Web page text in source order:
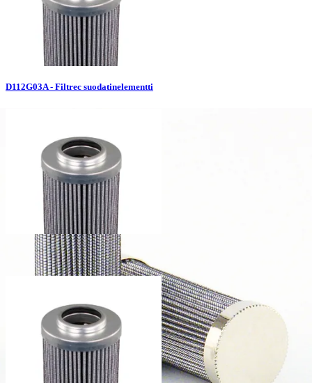
D112G03A - Filtrec suodatinelementti
D112G06A - Filtrec suodatinelementti